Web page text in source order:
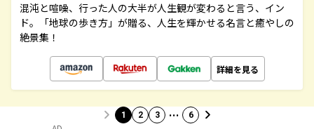
混沌と喧噪、行った人の大半が人生観が変わると言う、イン
ド。「地球の歩き方」が贈る、人生を輝かせる名言と癒やしの
絶景集！
詳細を見る
1 2 3 … 6